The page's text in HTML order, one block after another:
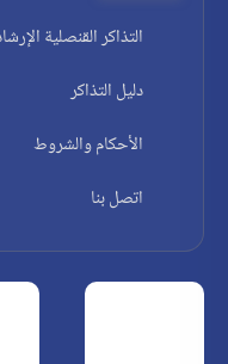
التذاكر القنصلية
دليل التذاكر
الأحكام والشروط
اتصل بنا